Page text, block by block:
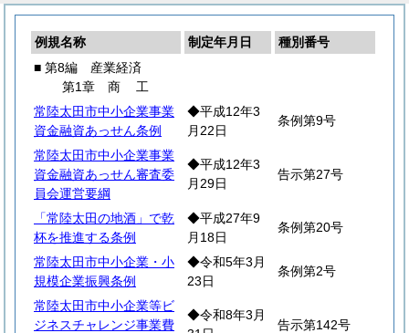
例規名称 制定年月日
種別番号
■ 第8編 産業経済
第1章 商 工
常陸太田市中小企業事業
資金融資あっせん条例
◆平成12年3
月22日
条例第9号
常陸太田市中小企業事業
資金融資あっせん審査委
員会運営要綱
◆平成12年3
月29日
告示第27号
「常陸太田の地酒」で乾
杯を推進する条例
◆平成27年9
月18日
条例第20号
常陸太田市中小企業・小
規模企業振興条例
◆令和5年3月
23日
条例第2号
常陸太田市中小企業等ビ
ジネスチャレンジ事業費
◆令和8年3月
告示第142号